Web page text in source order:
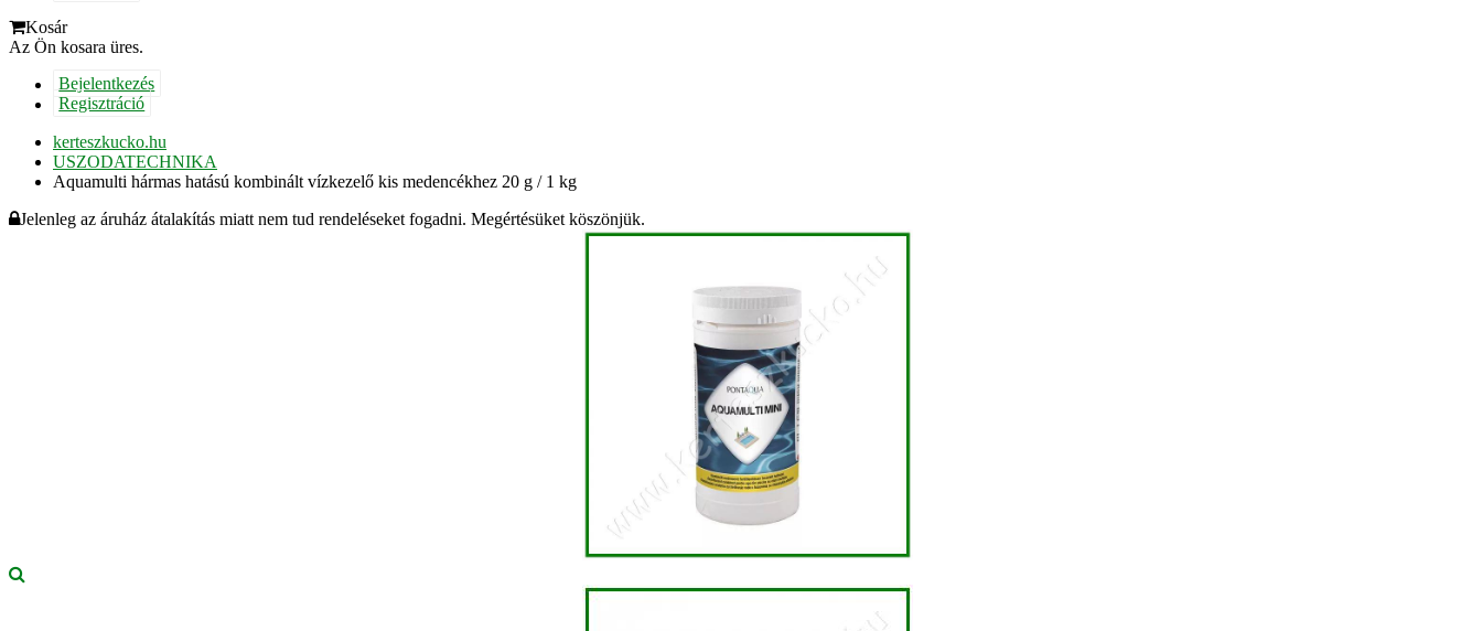
Kosár
Az Ön kosara üres.
Bejelentkezés
Regisztráció
kerteszkucko.hu
USZODATECHNIKA
Aquamulti hármas hatású kombinált vízkezelő kis medencékhez 20 g / 1 kg
Jelenleg az áruház átalakítás miatt nem tud rendeléseket fogadni. Megértésüket köszönjük.